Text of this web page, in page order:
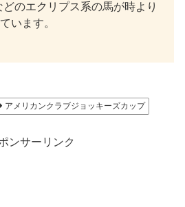
のエクリプス系の馬が時より
います。
アメリカンクラブジョッキーズカップ
ンサーリンク